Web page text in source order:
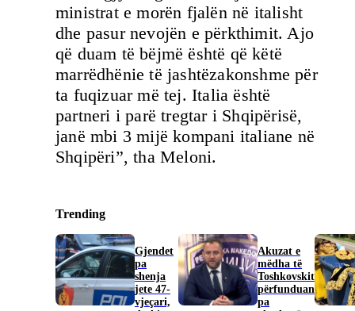
ministrat e morën fjalën në italisht
dhe pasur nevojën e përkthimit. Ajo
që duam të bëjmë është që këtë
marrëdhënie të jashtëzakonshme për
ta fuqizuar më tej. Italia është
partneri i parë tregtar i Shqipërisë,
janë mbi 3 mijë kompani italiane në
Shqipëri”, tha Meloni.
Trending
Gjendet
pa
shenja
jete 47-
vjeçari,
Akuzat e
mëdha të
Toshkovskit
përfunduan
pa